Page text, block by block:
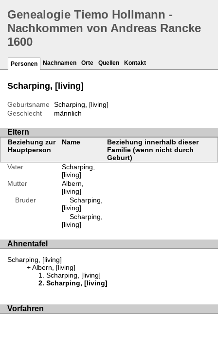
Genealogie Tiemo Hollmann -
Nachkommen von Andreas Rancke
1600
Personen Nachnamen Orte Quellen Kontakt
Scharping, [living]
Geburtsname
Scharping, [living]
Geschlecht
männlich
Eltern
Beziehung zur
Hauptperson
Name
Beziehung innerhalb dieser
Familie (wenn nicht durch
Geburt)
Vater
Scharping,
[living]
Mutter
Albern,
[living]
Bruder
Scharping,
[living]
Scharping,
[living]
Ahnentafel
Scharping, [living]
Albern, [living]
Scharping, [living]
Scharping, [living]
Vorfahren